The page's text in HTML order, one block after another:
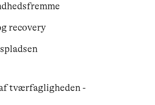
recovery
tværfagligheden -